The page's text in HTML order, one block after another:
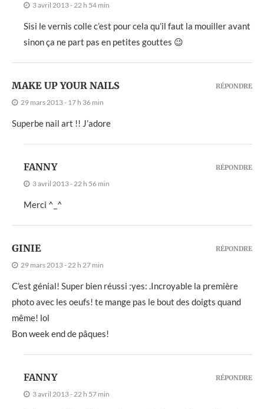
3 avril 2013 - 22 h 54 min
Sisi le vernis colle c’est pour cela qu’il faut la mouiller avant
sinon ça ne part pas en petites gouttes 😉
MAKE UP YOUR NAILS
29 mars 2013 - 17 h 36 min
Superbe nail art !! J’adore
RÉPONDRE
FANNY
3 avril 2013 - 22 h 56 min
Merci ^_^
RÉPONDRE
GINIE
29 mars 2013 - 22 h 27 min
C’est génial! Super bien réussi :yes: .Incroyable la première
photo avec les oeufs! te mange pas le bout des doigts quand
même! lol
Bon week end de pâques!
RÉPONDRE
FANNY
3 avril 2013 - 22 h 57 min
RÉPONDRE